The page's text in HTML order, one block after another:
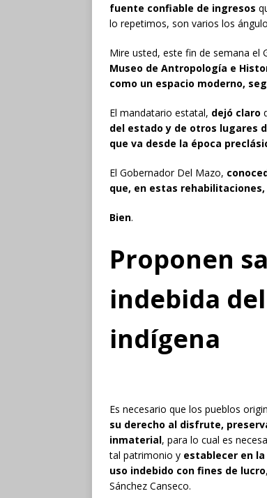
fuente confiable de ingresos
lo repetimos, son varios los
Mire usted, este fin de semana el
Museo de Antropología e
como un espacio moderno,
El mandatario estatal, dejó claro
del estado y de otros lugares
que va desde la época
El Gobernador Del Mazo,
que, en estas
Bien.
Proponen
indebida
indígena
Es necesario que los pueblos
su derecho al disfrute,
inmaterial, para lo cual es
tal patrimonio y establecer en
uso indebido con fines de lucro
Sánchez Canseco.